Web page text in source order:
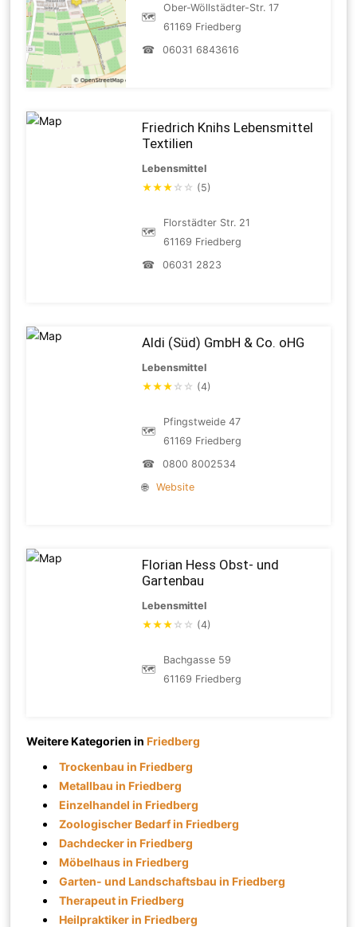
🗺
Ober-Wöllstädter-Str. 17
61169 Friedberg
☎
06031 6843616
Friedrich Knihs Lebensmittel
Textilien
Lebensmittel
★★★ ☆ ☆ (5)
🗺
Florstädter Str. 21
61169 Friedberg
☎
06031 2823
Aldi (Süd) GmbH & Co. oHG
Lebensmittel
★★★ ☆ ☆ (4)
🗺
Pfingstweide 47
61169 Friedberg
☎
0800 8002534
🌐
Website
Florian Hess Obst- und
Gartenbau
Lebensmittel
★★★ ☆ ☆ (4)
🗺
Bachgasse 59
61169 Friedberg
Weitere Kategorien inFriedberg
Trockenbau in Friedberg
Metallbau in Friedberg
Einzelhandel in Friedberg
Zoologischer Bedarf in Friedberg
Dachdecker in Friedberg
Möbelhaus in Friedberg
Garten- und Landschaftsbau in Friedberg
Therapeut in Friedberg
Heilpraktiker in Friedberg